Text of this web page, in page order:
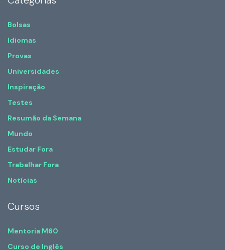
Bolsas
Idiomas
Provas
Universidades
Inspiração
Testes
Resumão da Semana
Mundo
Estudar Fora
Trabalhar Fora
Notícias
Cursos
Mentoria M60
Curso de Inglês